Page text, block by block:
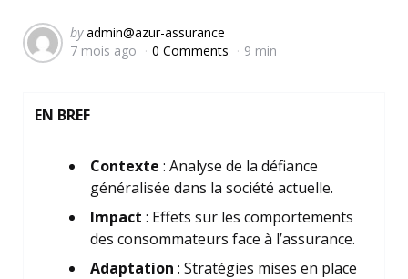
Posted
by
by admin@azur-assurance
7 mois ago
0 Comments 9 min
EN BREF
Contexte : Analyse de la défiance
généralisée dans la société actuelle.
Impact : Effets sur les comportements
des consommateurs face à l’assurance.
Adaptation : Stratégies mises en place